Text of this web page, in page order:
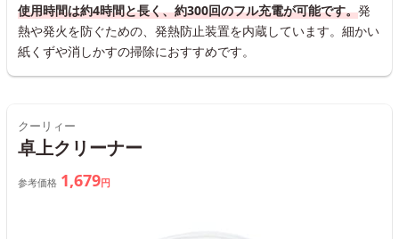
使用時間は約4時間と長く、約300回のフル充電が可能です。発
熱や発火を防ぐための、発熱防止装置を内蔵しています。細かい
紙くずや消しかすの掃除におすすめです。
クーリィー
卓上クリーナー
参考価格 1,679円